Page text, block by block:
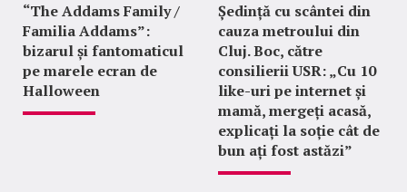
“The Addams Family /
Familia Addams”:
bizarul și fantomaticul
pe marele ecran de
Halloween
Ședință cu scântei din
cauza metroului din
Cluj. Boc, către
consilierii USR: „Cu 10
like-uri pe internet și
mamă, mergeți acasă,
explicați la soție cât de
bun ați fost astăzi”